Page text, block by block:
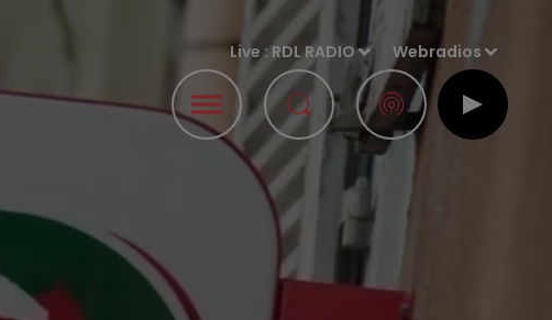
Live :RDL RADIO Webradios